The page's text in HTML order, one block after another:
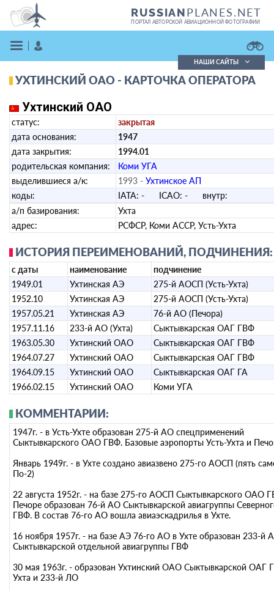
RUSSIANPLANES.NET
ПОРТАЛ АВТОРСКОЙ АВИАЦИОННОЙ ФОТОГРАФИИ
ВОЙТИ
ЗАРЕГИСТРИРОВАТЬСЯ
Поиск фотографий
Кратко
НАШИ САЙТЫ
УХТИНСКИЙ ОАО - КАРТОЧКА ОПЕРАТОРА
Ухтинский ОАО
статус:
закрытая
дата основания:
1947
дата закрытия:
1994.01
родительская компания:
Коми УГА
выделившиеся а/к:
1993 - Ухтинское АП
коды:
IATA: - ICAO: - внутр:
а/п базирования:
Ухта
адрес:
РСФСР, Коми АССР, Усть-Ухта
ИСТОРИЯ ПЕРЕИМЕНОВАНИЙ, ПОДЧИНЕНИЯ:
с даты наименование
подчинение
1949.01
Ухтинская АЭ
275-й АОСП (Усть-Ухта)
1952.10
Ухтинская АЭ
275-й АОСП (Усть-Ухта)
1957.05.21
Ухтинская АЭ
76-й АО (Печора)
1957.11.16
233-й АО (Ухта)
Сыктывкарская ОАГ ГВФ
1963.05.30
Ухтинский ОАО
Сыктывкарская ОАГ ГВФ
1964.07.27
Ухтинский ОАО
Сыктывкарская ОАГ ГВФ
1964.09.15
Ухтинский ОАО
Сыктывкарская ОАГ ГА
1966.02.15
Ухтинский ОАО Коми УГА
КОММЕНТАРИИ:
1947г. - в Усть-Ухте образован 275-й АО спецприменений
Сыктывкарского ОАО ГВФ. Базовые аэропорты Усть-Ухта и
Январь 1949г. - в Ухте создано авиазвено 275-го АОСП (пять
По-2)
22 августа 1952г. - на базе 275-го АОСП Сыктывкарского ОАО
Печоре образован 76-й АО Сыктывкарской авиагруппы
ГВФ. В состав 76-го АО вошла авиаэскадрилья в Ухте.
16 ноября 1957г. - на базе АЭ 76-го АО в Ухте образован 233-й
Сыктывкарской отдельной авиагруппы ГВФ
30 мая 1963г. - образован Ухтинский ОАО Сыктывкарской ОАГ
Ухта и 233-й ЛО